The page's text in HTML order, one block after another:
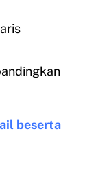
beserta